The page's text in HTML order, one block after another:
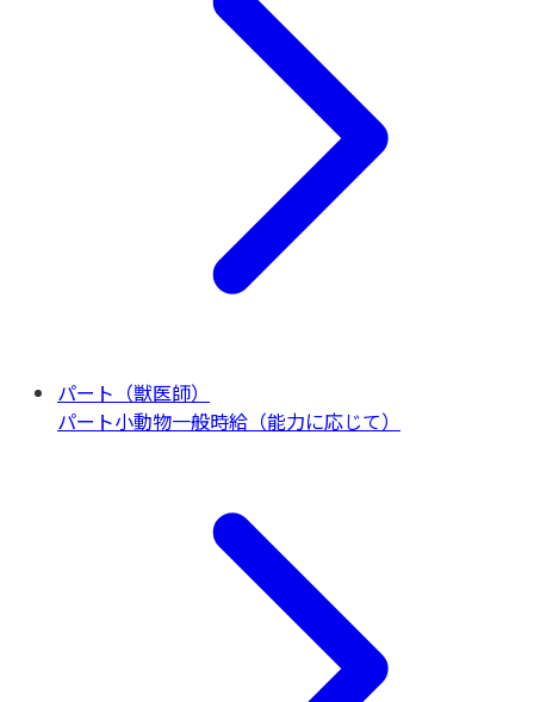
パート（獣医師）
パート小動物一般時給（能力に応じて）